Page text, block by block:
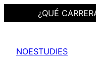
¿QUÉ
contenido
NOESTUDIES